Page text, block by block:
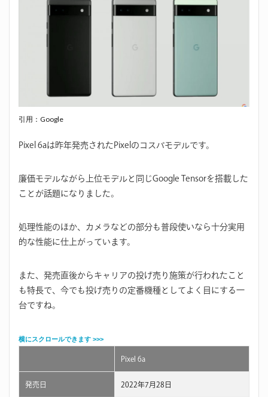
引用：Google
Pixel 6aは昨年発売されたPixelのコスパモデルです。
廉価モデルながら上位モデルと同じGoogle Tensorを搭載した
ことが話題になりました。
処理性能のほか、カメラなどの部分も普段使いなら十分実用
的な性能に仕上がっています。
また、発売直後からキャリアの投げ売り施策が行われたこと
も特長で、今でも投げ売りの定番機種としてよく目にする一
台ですね。
Pixel 6a
発売日 2022年7月28日